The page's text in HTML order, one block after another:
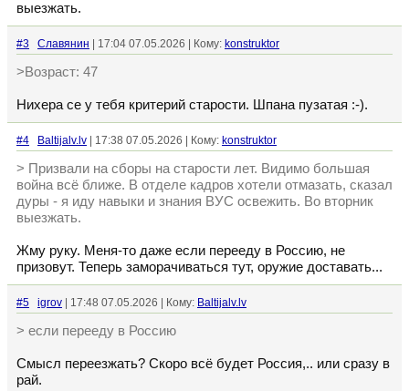
выезжать.
#3 Славянин | 17:04 07.05.2026 | Кому: konstruktor
>Возраст: 47
Нихера се у тебя критерий старости. Шпана пузатая :-).
#4 Baltijalv.lv | 17:38 07.05.2026 | Кому: konstruktor
> Призвали на сборы на старости лет. Видимо большая
война всё ближе. В отделе кадров хотели отмазать, сказал
дуры - я иду навыки и знания ВУС освежить. Во вторник
выезжать.
Жму руку. Меня-то даже если перееду в Россию, не
призовут. Теперь заморачиваться тут, оружие доставать...
#5 igrov | 17:48 07.05.2026 | Кому: Baltijalv.lv
> если перееду в Россию
Смысл переезжать? Скоро всё будет Россия,.. или сразу в
рай.